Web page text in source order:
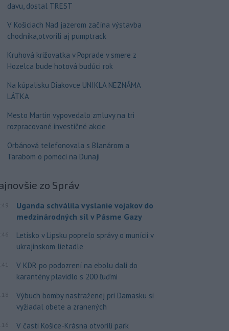
davu, dostal TREST
V Košiciach Nad jazerom začína výstavba
chodníka,otvorili aj pumptrack
Kruhová križovatka v Poprade v smere z
Hozelca bude hotová budúci rok
Na kúpalisku Diakovce UNIKLA NEZNÁMA
LÁTKA
Mesto Martin vypovedalo zmluvy na tri
rozpracované investičné akcie
Orbánová telefonovala s Blanárom a
Tarabom o pomoci na Dunaji
zo Správ
Uganda schválila vyslanie vojakov do
medzinárodných síl v Pásme Gazy
Letisko v Lipsku poprelo správy o munícii v
ukrajinskom lietadle
V KDR po podozrení na ebolu dali do
karantény plavidlo s 200 ľuďmi
Výbuch bomby nastraženej pri Damasku si
vyžiadal obete a zranených
V časti Košice-Krásna otvorili park